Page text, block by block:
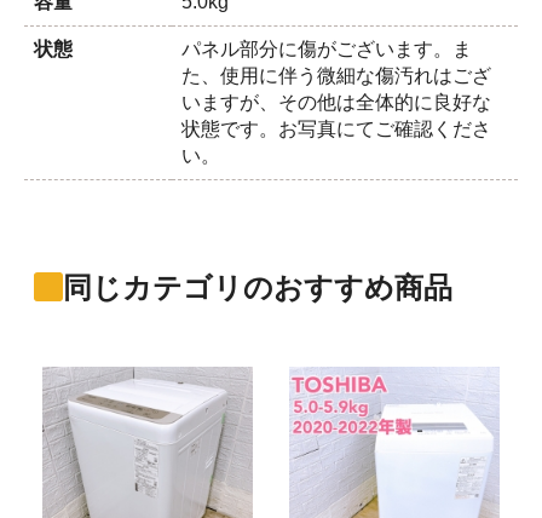
状態
パネル部分に傷がございます。ま
た、使用に伴う微細な傷汚れはござ
いますが、その他は全体的に良好な
状態です。お写真にてご確認くださ
い。
同じカテゴリのおすすめ商品